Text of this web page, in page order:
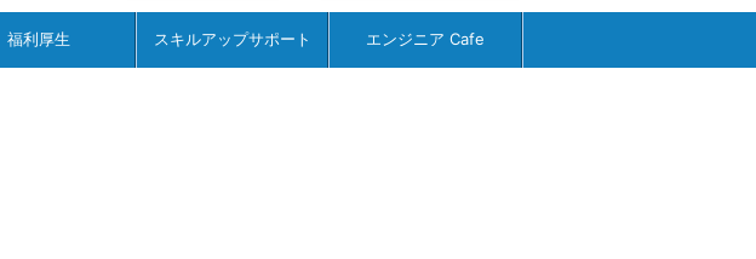
福利厚生 スキルアップサポート エンジニア Cafe